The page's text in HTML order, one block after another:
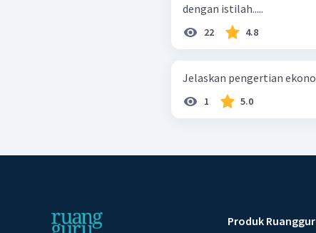
dengan istilah.....
22 4.8
Jelaskan pengertian
1 5.0
Produk